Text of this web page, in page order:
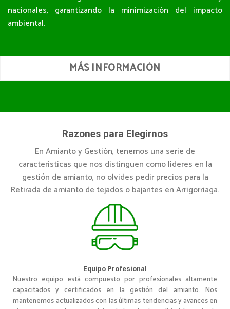
nacionales, garantizando la minimización del impacto
ambiental.
MÁS INFORMACIÓN
Razones para Elegirnos
En Amianto y Gestión, tenemos una serie de
características que nos distinguen como líderes en la
gestión de amianto, no olvides pedir precios para la
Retirada de amianto de tejados o bajantes en Arrigorriaga.
Equipo Profesional
Nuestro equipo está compuesto por profesionales altamente
capacitados y certificados en la gestión del amianto. Nos
mantenemos actualizados con las últimas tendencias y avances en